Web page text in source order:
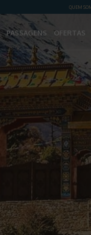
QUEM
PASSAGENS OFERTAS